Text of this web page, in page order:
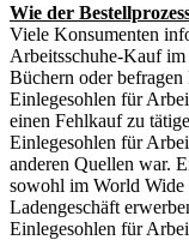
Wie der
Viele Konsumenten
Arbeitsschuhe-Kauf
Büchern oder
Einlegesohlen für
einen Fehlkauf zu
Einlegesohlen für
anderen Quellen war.
sowohl im World Wide
Ladengeschäft
Einlegesohlen für